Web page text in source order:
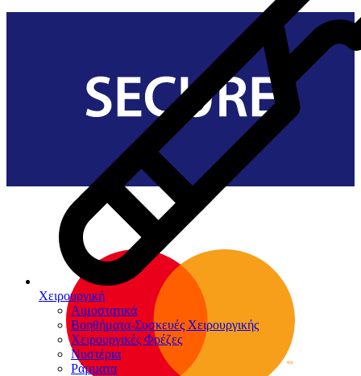
Χειρουργική
Αιμοστατικά
Βοηθήματα-Συσκευές Χειρουργικής
Χειρουργικές Φρέζες
Νυστέρια
Ράµµατα